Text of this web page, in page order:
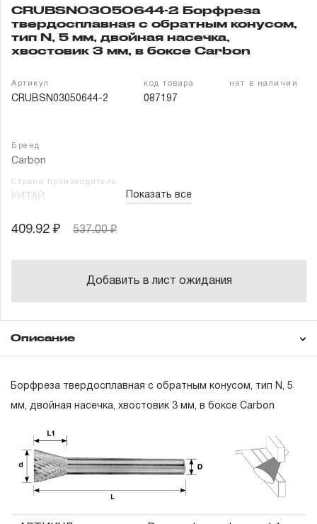
Контакты
CRUBSN03050644-2 Борфреза
твердосплавная с обратным конусом,
тип N, 5 мм, двойная насечка,
хвостовик 3 мм, в боксе Carbon
Артикул
CRUBSN03050644-2
код товара
087197
нет в наличии
Бренд
Carbon
Страна производитель
КИТАЙ Показать все
409.92 ₽ 537.00 ₽
Добавить в лист ожидания
Описание
Борфреза твердосплавная с обратным конусом, тип N, 5
мм, двойная насечка, хвостовик 3 мм, в боксе Carbon
ГАРАНТИЙНЫЕ ОБЯЗАТЕЛЬСТВА.
Понятие «ПОЖИЗНЕННАЯ ГАРАНТИЯ».
1.1 Понятие «ПОЖИЗНЕННАЯ ГАРАНТИЯ» включает в